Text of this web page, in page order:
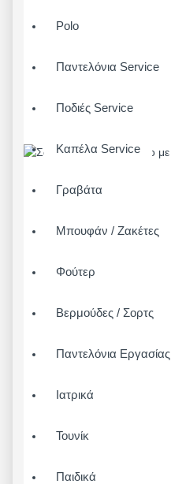
Polo
Παντελόνια Service
Ποδιές Service
Καπέλα Service
Γραβάτα
Μπουφάν / Ζακέτες
Φούτερ
Βερμούδες / Σορτς
Παντελόνια Εργασίας
Ιατρικά
Τουνίκ
Παιδικά